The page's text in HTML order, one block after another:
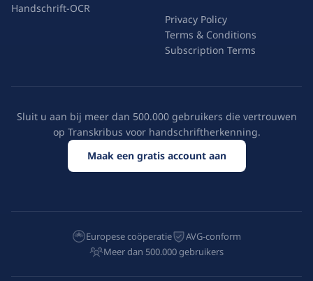
Handschrift-OCR
Privacy Policy
Terms & Conditions
Subscription Terms
Sluit u aan bij meer dan 500.000 gebruikers die vertrouwen
op Transkribus voor handschriftherkenning.
Maak een gratis account aan
Europese coöperatie
AVG-conform
Meer dan 500.000 gebruikers